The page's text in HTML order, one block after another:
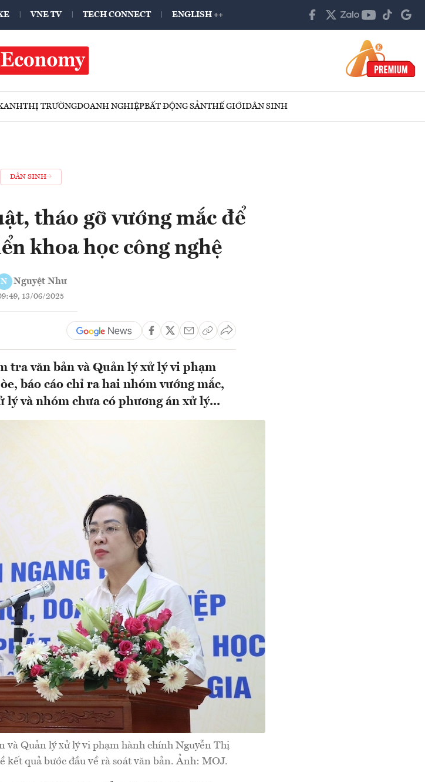
VNE TV TECH CONNECT ENGLISH ++
THỊ TRƯỜNGDOANH NGHIỆPBẤT ĐỘNG SẢNTHẾ GIỚIDÂN SINH
DÂN SINH
tháo gỡ vướng mắc để
khoa học công nghệ
N Nguyệt Như
13/06/2025
tra văn bản và Quản lý xử lý vi phạm
báo cáo chỉ ra hai nhóm vướng mắc,
lý và nhóm chưa có phương án xử lý...
và Quản lý xử lý vi phạm hành chính Nguyễn Thị
kết quả bước đầu về rà soát văn bản. Ảnh: MOJ.